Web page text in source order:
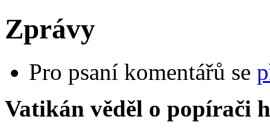
Zprávy
Pro psaní komentářů se
Vatikán věděl o popírači